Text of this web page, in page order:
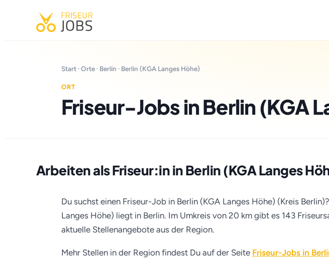
Start ·Orte · Berlin · Berlin (KGA Langes Höhe)
ORT
Friseur-Jobs in Berlin (KGA
Arbeiten als Friseur:in in Berlin (KGA Langes
Du suchst einen Friseur-Job in Berlin (KGA Langes Höhe) (Kreis
Langes Höhe) liegt in Berlin. Im Umkreis von 20 km gibt es 143
aktuelle Stellenangebote aus der Region.
Mehr Stellen in der Region findest Du auf der Seite Friseur-Jobs in